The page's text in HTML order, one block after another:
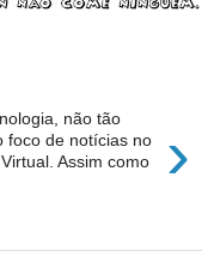
›
não tão
foco de notícias no
Assim como